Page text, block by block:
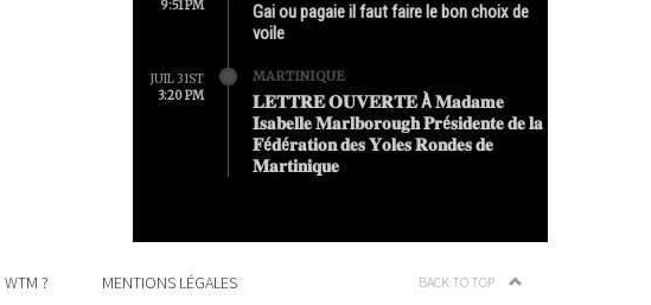
9:51 PM
Gai ou pagaie il faut faire le bon choix de
voile
JUIL 31ST
3:20 PM
MARTINIQUE
𝐋𝐄𝐓𝐓𝐑𝐄 𝐎𝐔𝐕𝐄𝐑𝐓𝐄 À 𝐌𝐚𝐝𝐚𝐦𝐞
𝐈𝐬𝐚𝐛𝐞𝐥𝐥𝐞 𝐌𝐚𝐫𝐥𝐛𝐨𝐫𝐨𝐮𝐠𝐡 𝐏𝐫é𝐬𝐢𝐝𝐞𝐧𝐭𝐞 𝐝𝐞 𝐥𝐚
𝐅é𝐝é𝐫𝐚𝐭𝐢𝐨𝐧 𝐝𝐞𝐬 𝐘𝐨𝐥𝐞𝐬 𝐑𝐨𝐧𝐝𝐞𝐬 𝐝𝐞
𝐌𝐚𝐫𝐭𝐢𝐧𝐢𝐪𝐮𝐞
WTM ? MENTIONS LÉGALES BACK TO TOP